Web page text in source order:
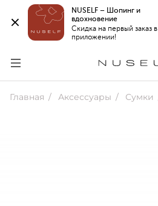
NUSELF – Шопинг и
вдохновение
Скидка на первый заказ в
приложении!
Главная Аксессуары Сумки